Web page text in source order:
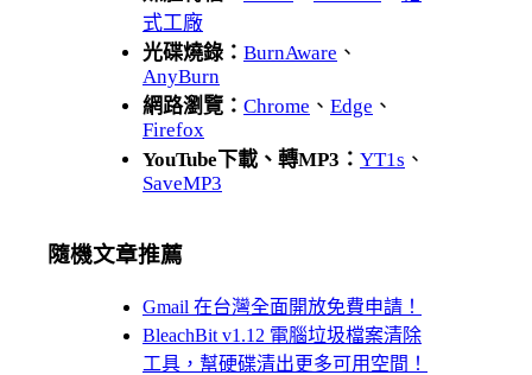
式工廠
光碟燒錄： BurnAware 、
AnyBurn
網路瀏覽： Chrome 、 Edge 、
Firefox
YouTube下載、轉MP3： YT1s 、
SaveMP3
隨機文章推薦
Gmail 在台灣全面開放免費申請！
BleachBit v1.12 電腦垃圾檔案清除
工具，幫硬碟清出更多可用空間！